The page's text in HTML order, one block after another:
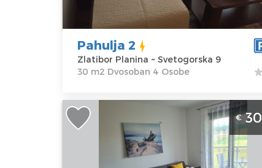
Planina
Adresa:
Svetogorska 9
Cena50 €
m2
Struktura :
Pahulja 2
Zlatibor Planina ~ Svetogorska 9
30 m2 Dvosoban 4 Osobe
Dvosoban Apartman Gorska Oaza 1
Zlatibor Okolno mesto jednosoban
apartman, idealan za boravak do 4
€30